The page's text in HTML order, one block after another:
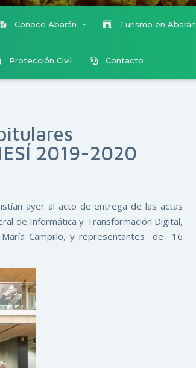
Conoce Abarán Turismo en Abarán
Protección Civil Contacto
2019-2020
ayer al acto de entrega de las actas
de Informática y Transformación Digital,
María Campillo, y representantes de 16